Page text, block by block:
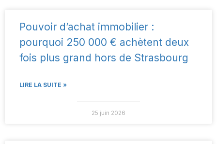
Pouvoir d’achat immobilier :
pourquoi 250 000 € achètent deux
fois plus grand hors de Strasbourg
LIRE LA SUITE »
25 juin 2026